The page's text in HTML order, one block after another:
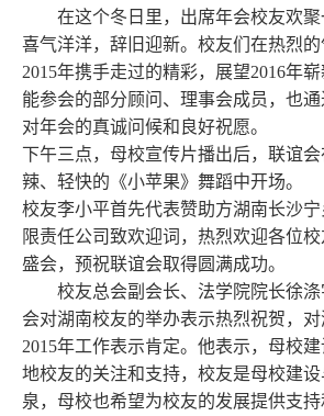
在这个冬日里，出席年会校友欢聚
喜气洋洋，辞旧迎新。校友们在热烈
2015年携手走过的精彩，展望2016年崭
能参会的部分顾问、理事会成员，也
对年会的真诚问候和良好祝愿。
下午三点，母校宣传片播出后，联谊
辣、轻快的《小苹果》舞蹈中开场。
校友李小平首先代表赞助方湖南长沙
限责任公司致欢迎词，热烈欢迎各位
盛会，预祝联谊会取得圆满成功。
校友总会副会长、法学院院长徐
会对湖南校友的举办表示热烈祝贺，
2015年工作表示肯定。他表示，母校
地校友的关注和支持，校友是母校建
泉，母校也希望为校友的发展提供支